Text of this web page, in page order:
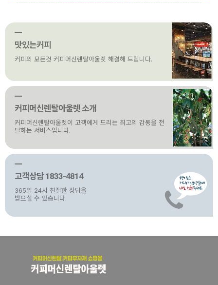
맛있는커피
커피의 모든것 커피머신렌탈아울렛 해결해 드립니다.
커피머신렌탈아울렛 소개
커피머신렌탈아울렛이 고객에게 드리는 최고의 감동을 전
달하는 서비스입니다.
고객상담 1833-4814
365일 24시 친절한 상담을
받으실 수 있습니다.